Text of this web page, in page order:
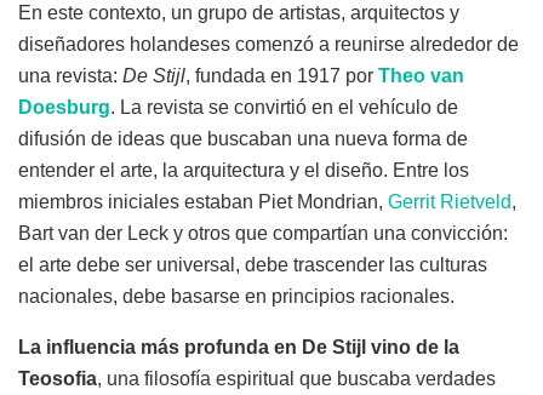
En este contexto, un grupo de artistas, arquitectos y
diseñadores holandeses comenzó a reunirse alrededor de
una revista: De Stijl, fundada en 1917 por Theo van
Doesburg. La revista se convirtió en el vehículo de
difusión de ideas que buscaban una nueva forma de
entender el arte, la arquitectura y el diseño. Entre los
miembros iniciales estaban Piet Mondrian, Gerrit Rietveld,
Bart van der Leck y otros que compartían una convicción:
el arte debe ser universal, debe trascender las culturas
nacionales, debe basarse en principios racionales.
La influencia más profunda en De Stijl vino de la
Teosofia, una filosofía espiritual que buscaba verdades